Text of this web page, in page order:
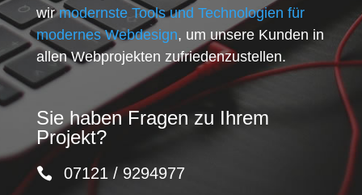
wirmodernste Tools und Technologien für
modernes Webdesign, um unsere Kunden in
allen Webprojekten zufriedenzustellen.
Sie haben Fragen zu Ihrem
Projekt?
07121 / 9294977